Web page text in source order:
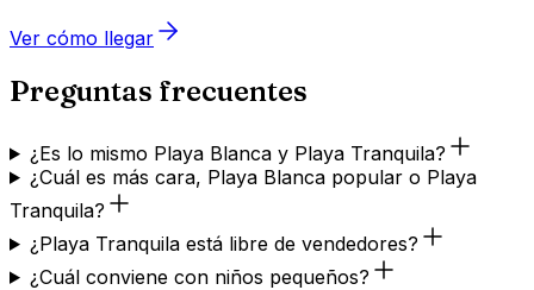
Ver cómo llegar
Preguntas frecuentes
¿Es lo mismo Playa Blanca y Playa Tranquila?
¿Cuál es más cara, Playa Blanca popular o Playa
Tranquila?
¿Playa Tranquila está libre de vendedores?
¿Cuál conviene con niños pequeños?